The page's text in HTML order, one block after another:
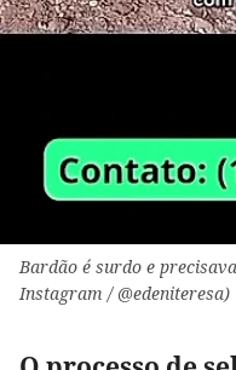
Bardão é surdo e
Instagram / @edeniteresa)